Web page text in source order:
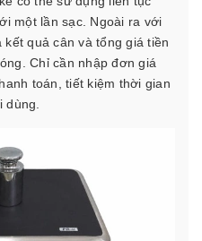
một lần sạc. Ngoài ra với
quả cân và tổng giá tiền
Chỉ cần nhập đơn giá
toán, tiết kiệm thời gian